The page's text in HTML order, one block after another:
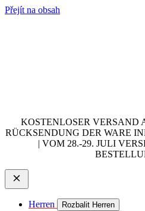
Přejít na obsah
KOSTENLOSER VERSAND
RÜCKSENDUNG DER WARE
| VOM 28.-29. JULI
Herren Rozbalit Herren